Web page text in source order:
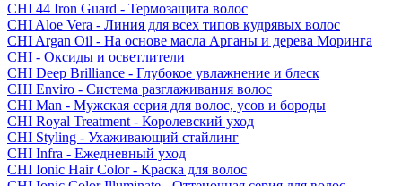
CHI 44 Iron Guard - Термозащита волос
CHI Aloe Vera - Линия для всех типов кудрявых волос
CHI Argan Oil - На основе масла Арганы и дерева Моринга
CHI - Оксиды и осветлители
CHI Deep Brilliance - Глубокое увлажнение и блеск
CHI Enviro - Система разглаживания волос
CHI Man - Мужская серия для волос, усов и бороды
CHI Royal Treatment - Королевский уход
CHI Styling - Ухаживающий стайлинг
CHI Infra - Ежедневный уход
CHI Ionic Hair Color - Краска для волос